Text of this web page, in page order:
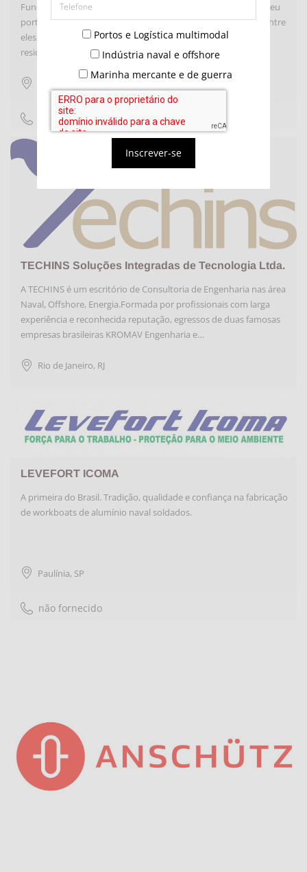
Portos e Logística multimodal
Indústria naval e offshore
Marinha mercante e de guerra
Inscrever-se
Fundamentada trabalho de projetos e construçôes, têm em seu
portfólio obras destinadas aos mais diferentes segmentos dentre
eles, estão estações metroviárias, Pavimentações, hotéis,
residências, obras no seguimento Naval, etc.
não fornecido
TECHINS Soluções Integradas de Tecnologia Ltda.
A TECHINS é um escritório de Consultoria de Engenharia nas área
Naval, Offshore, Energia.Formada por profissionais com larga
experiência e reconhecida reputação, egressos de duas famosas
empresas brasileiras KROMAV Engenharia e…
Rio de Janeiro, RJ
LEVEFORT ICOMA
A primeira do Brasil. Tradição, qualidade e confiança na fabricação
de workboats de alumínio naval soldados.
Paulínia, SP
não fornecido